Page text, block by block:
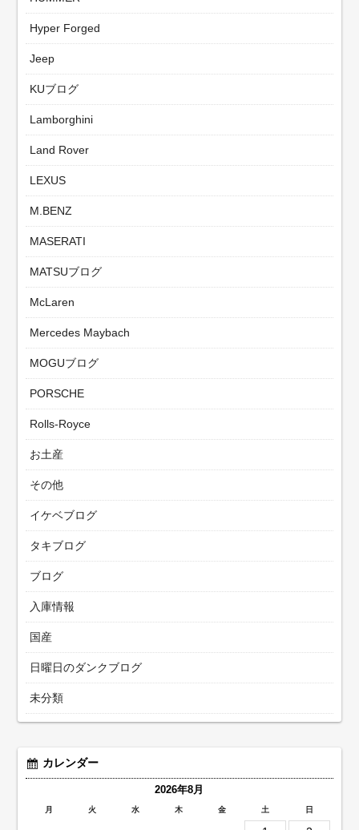
Hyper Forged
Jeep
KUブログ
Lamborghini
Land Rover
LEXUS
M.BENZ
MASERATI
MATSUブログ
McLaren
Mercedes Maybach
MOGUブログ
PORSCHE
Rolls-Royce
お土産
その他
イケベブログ
タキブログ
ブログ
入庫情報
国産
日曜日のダンクブログ
未分類
カレンダー
2026年8月
月 火 水 木 金 土 日